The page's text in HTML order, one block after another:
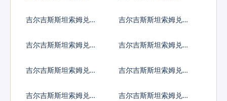
吉尔吉斯斯坦索姆兑墨
吉尔吉斯斯坦索姆兑林
吉尔吉斯斯坦索姆兑新
吉尔吉斯斯坦索姆兑菲
吉尔吉斯斯坦索姆兑泰
吉尔吉斯斯坦索姆兑南
吉尔吉斯斯坦索姆兑冰
吉尔吉斯斯坦索姆兑新